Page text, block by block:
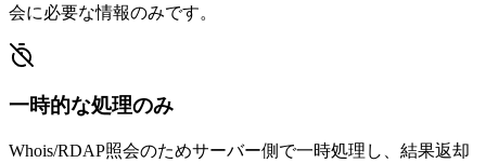
会に必要な情報のみです。
一時的な処理のみ
Whois/RDAP照会のためサーバー側で一時処理し、結果返却